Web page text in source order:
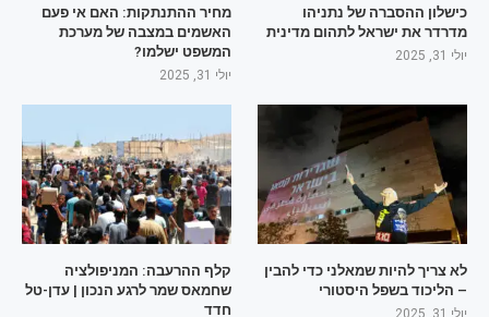
כישלון ההסברה של נתניהו
מדרדר את ישראל לתהום מדינית
יולי 31, 2025
מחיר ההתנתקות: האם אי פעם
האשמים במצבה של מערכת
המשפט ישלמו?
יולי 31, 2025
לא צריך להיות שמאלני כדי להבין
– הליכוד בשפל היסטורי
קלף ההרעבה: המניפולציה
שחמאס שמר לרגע הנכון | עדן-טל
חדד